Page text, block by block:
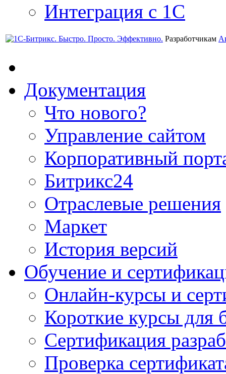
Интеграция с 1С
Разработчикам
Документация
Что нового?
Управление сайтом
Корпоративный
Битрикс24
Отраслевые решения
Маркет
История версий
Обучение и
Онлайн-курсы и
Короткие курсы для
Сертификация
Проверка